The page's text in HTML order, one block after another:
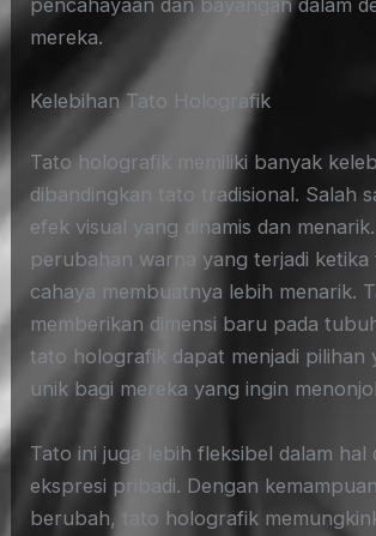
mereka.
Kelebihan Tato Holografik
Tato holografik memiliki banyak
dibandingkan tato tradisional. Salah
efek visual yang dinamis dan
perubahan warna yang terjadi
cahaya membuatnya lebih menarik.
memberikan dimensi baru pada
tato holografik dapat menjadi pilihan
unik bagi mereka yang ingin
Tato ini juga lebih fleksibel dalam hal
ekspresi pribadi. Dengan
berubah, tato holografik